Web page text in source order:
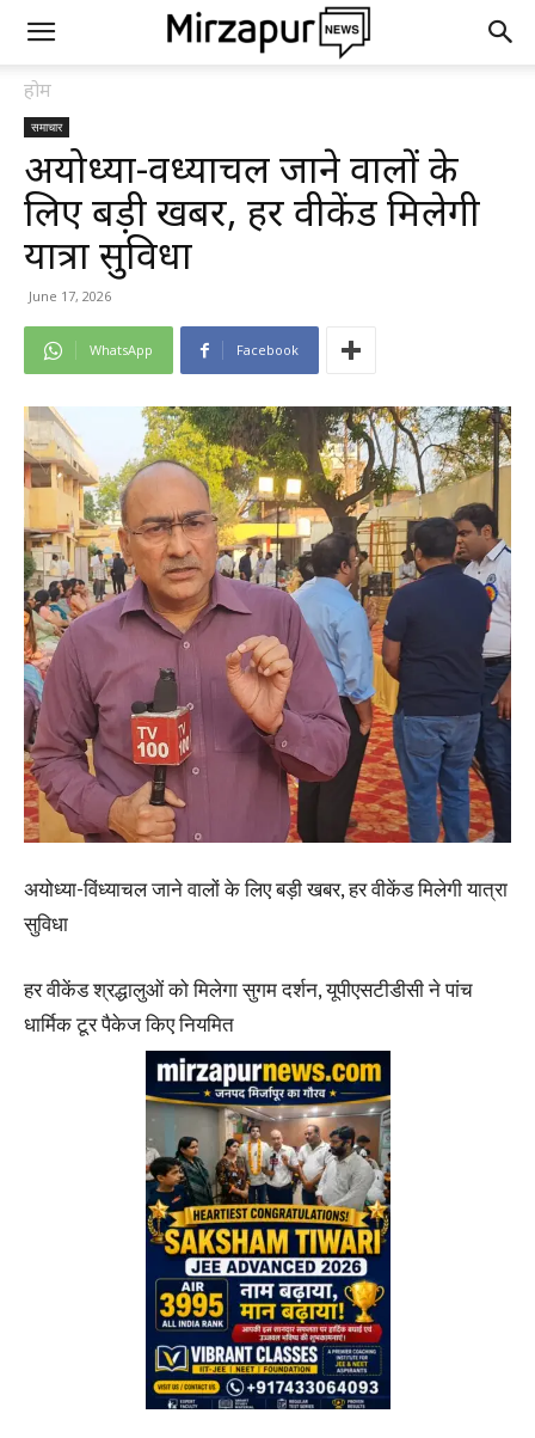
होम
समाचार
अयोध्या-विंध्याचल जाने वालों के
लिए बड़ी खबर, हर वीकेंड मिलेगी
यात्रा सुविधा
June 17, 2026
WhatsApp Facebook
अयोध्या-विंध्याचल जाने वालों के लिए बड़ी खबर, हर वीकेंड मिलेगी यात्रा
सुविधा
हर वीकेंड श्रद्धालुओं को मिलेगा सुगम दर्शन, यूपीएसटीडीसी ने पांच
धार्मिक टूर पैकेज किए नियमित